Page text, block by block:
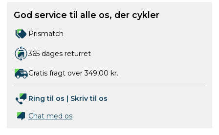
God service til alle os, der cykler
Prismatch
365 dages returret
Gratis fragt over 349,00 kr.
Ring til os | Skriv til os
Chat med os